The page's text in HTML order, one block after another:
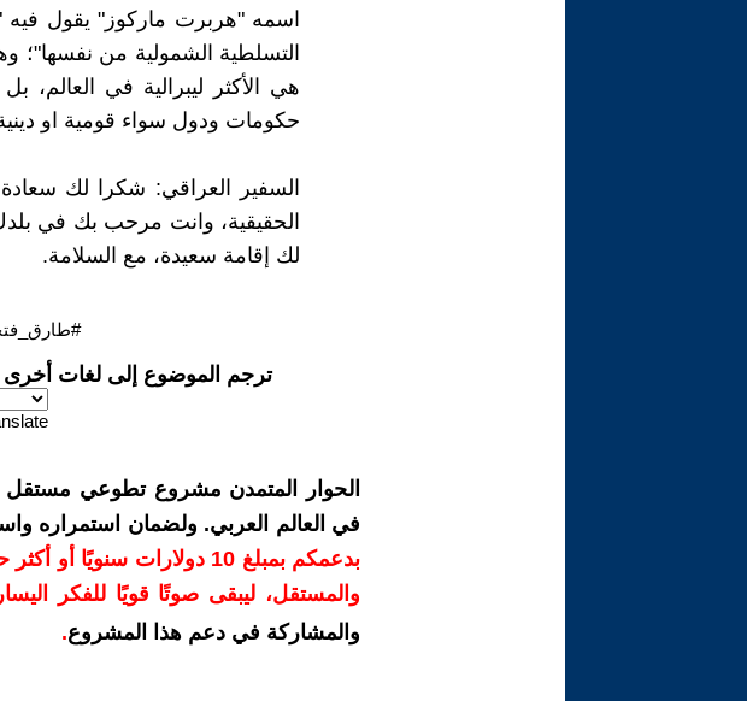
اسمه "هربرت ماركوز" يقول فيه
التسلطية الشمولية من نفسها"؛
هي الأكثر ليبرالية في العالم،
حكومات ودول سواء قومية او
السفير العراقي: شكرا لك
الحقيقية، وانت مرحب بك في بلدك
لك إقامة سعيدة، مع السلامة.
ترجم الموضوع إلى لغات
الحوار المتمدن مشروع تطوعي مستقل
في العالم العربي. ولضمان استمراره
بدعمكم بمبلغ 10 دولارات
والمستقل، ليبقى صوتًا قويًا للفكر
والمشاركة في دعم هذا المشروع.